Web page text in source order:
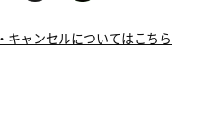
キャンセルについてはこちら